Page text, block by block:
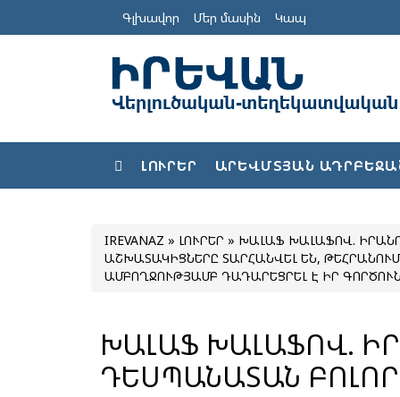
Գլխավոր Մեր մասին Կապ
ԼՈՒՐԵՐ ԱՐԵՎՄՏՅԱՆ
IREVANAZ » ԼՈՒՐԵՐ » ԽԱԼԱՖ ԽԱԼԱՖՈՎ.
ԱՇԽԱՏԱԿԻՑՆԵՐԸ ՏԱՐՀԱՆՎԵԼ ԵՆ,
ԱՄԲՈՂՋՈՒԹՅԱՄԲ ԴԱԴԱՐԵՑՐԵԼ Է ԻՐ
ԽԱԼԱՖ ԽԱԼԱՖՈՎ.
ԴԵՍՊԱՆԱՏԱՆ